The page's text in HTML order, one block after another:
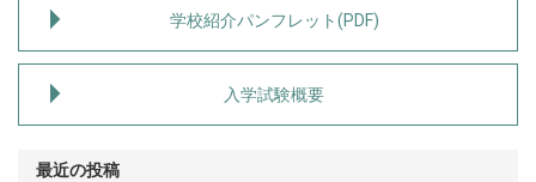
学校紹介パンフレット(PDF)
入学試験概要
最近の投稿